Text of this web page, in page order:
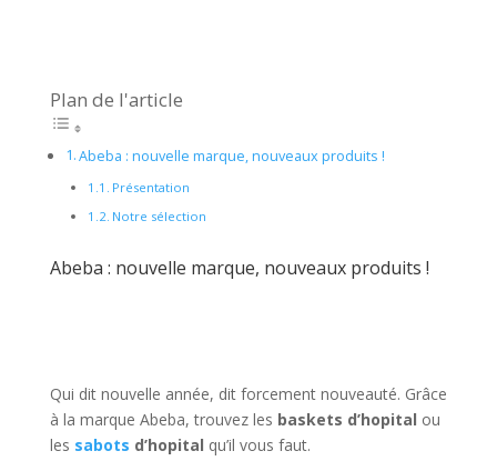
Plan de l'article
Abeba : nouvelle marque, nouveaux produits !
Présentation
Notre sélection
Abeba : nouvelle marque, nouveaux produits !
Qui dit nouvelle année, dit forcement nouveauté. Grâce
à la marque Abeba, trouvez les baskets d’hopital ou
les sabots d’hopital qu’il vous faut.